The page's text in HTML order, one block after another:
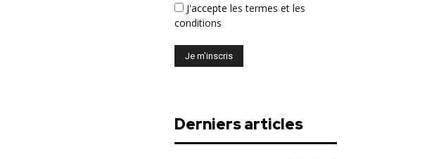
J'accepte les termes et les
conditions
Derniers articles